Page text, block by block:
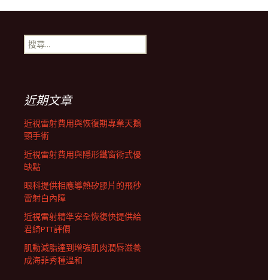
導
航
列
搜
尋
近期文章
近視雷射費用與恢復期專業天鵝
頸手術
近視雷射費用與隱形鐵窗術式優
缺點
眼科提供相應導熱矽膠片的飛秒
雷射白內障
近視雷射精準安全恢復快提供給
君綺PTT評價
肌動減脂達到增強肌肉潤唇滋養
成海菲秀種溫和